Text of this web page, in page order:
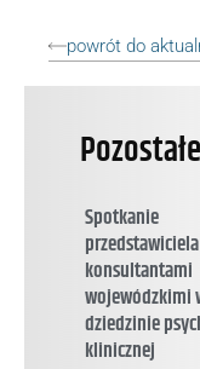
Spotkanie
przedstawiciela
konsultantami
wojewódzkimi
dziedzinie
klinicznej
powrót do